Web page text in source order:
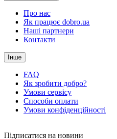
Про нас
Як працює dobro.ua
Наші партнери
Контакти
Інше
FAQ
Як зробити добро?
Умови сервісу
Способи оплати
Умови конфіденційності
Підписатися на новини